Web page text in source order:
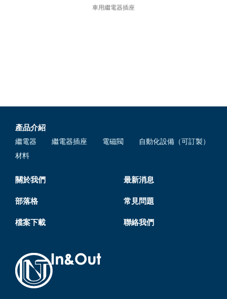
車用繼電器插座
產品介紹
繼電器 繼電器插座 電磁閥
自動化設備（可訂製）
材料
關於我們 最新消息
部落格 常見問題
檔案下載 聯絡我們